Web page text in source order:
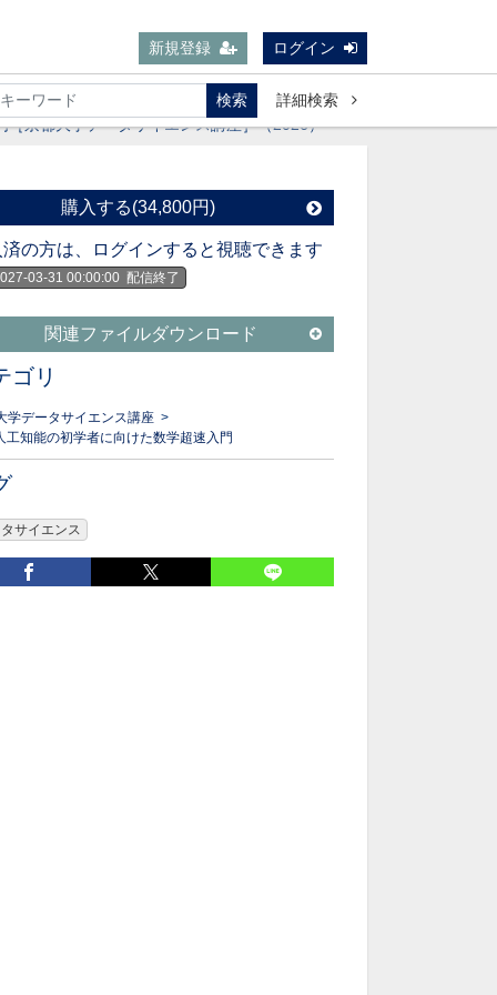
新規登録 ログイン
検索
詳細検索
京都大学データサイエンス講座］（2026）
購入する(34,800円)
の方は、ログインすると視聴できます
03-31 00:00:00 配信終了
関連ファイルダウンロード
ゴリ
学データサイエンス講座 >
工知能の初学者に向けた数学超速入門
サイエンス